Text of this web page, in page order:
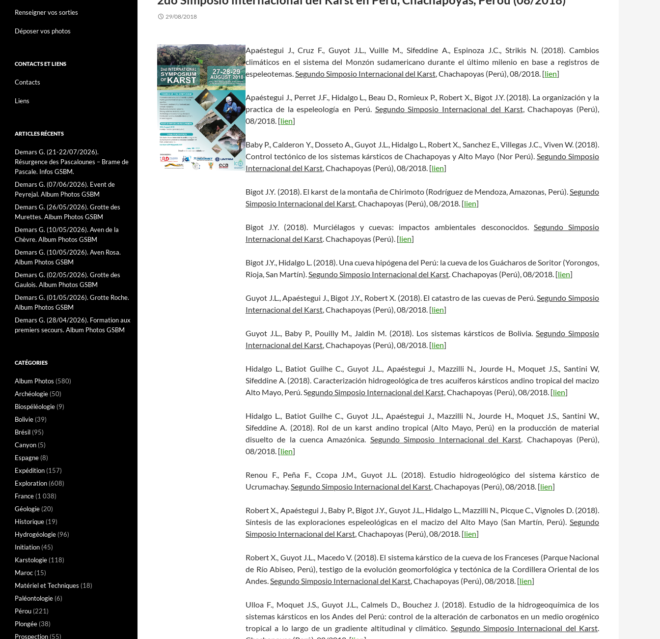
29/08/2018
Apaéstegui J., Cruz F., Guyot J.L., Vuille M., Sifeddine A., Espinoza J.C., Strikis N. (2018). Cambios
climáticos en el sistema del Monzón sudamericano durante el último milenio en base a registros de
espeleotemas.Segundo Simposio Internacional del Karst, Chachapoyas (Perú), 08/2018. [lien]
Apaéstegui J., Perret J.F., Hidalgo L., Beau D., Romieux P., Robert X., Bigot J.Y. (2018). La organización y la
practica de la espeleología en Perú. Segundo Simposio Internacional del Karst, Chachapoyas (Perú),
08/2018. [lien]
Baby P., Calderon Y., Dosseto A., Guyot J.L., Hidalgo L., Robert X., Sanchez E., Villegas J.C., Viven W. (2018).
Control tectónico de los sistemas kársticos de Chachapoyas y Alto Mayo (Nor Perú). Segundo Simposio
Internacional del Karst, Chachapoyas (Perú), 08/2018. [lien]
Bigot J.Y. (2018). El karst de la montaña de Chirimoto (Rodríguez de Mendoza, Amazonas, Perú).Segundo
Simposio Internacional del Karst, Chachapoyas (Perú), 08/2018. [lien]
Bigot J.Y. (2018). Murciélagos y cuevas: impactos ambientales desconocidos. Segundo Simposio
Internacional del Karst. Chachapoyas (Perú). [lien]
Bigot J.Y., Hidalgo L. (2018). Una cueva hipógena del Perú: la cueva de los Guácharos de Soritor (Yorongos,
Rioja, San Martín).Segundo Simposio Internacional del Karst. Chachapoyas (Perú), 08/2018. [lien]
Guyot J.L., Apaéstegui J., Bigot J.Y., Robert X. (2018). El catastro de las cuevas de Perú.Segundo Simposio
Internacional del Karst, Chachapoyas (Perú), 08/2018. [lien]
Guyot J.L., Baby P., Pouilly M., Jaldin M. (2018). Los sistemas kársticos de Bolivia. Segundo Simposio
Internacional del Karst, Chachapoyas (Perú), 08/2018. [lien]
Hidalgo L., Batiot Guilhe C., Guyot J.L., Apaéstegui J., Mazzilli N., Jourde H., Moquet J.S., Santini W,
Sifeddine A. (2018). Caracterización hidrogeológica de tres acuíferos kársticos andino tropical del macizo
Alto Mayo, Perú. Segundo Simposio Internacional del Karst,Chachapoyas (Perú), 08/2018. [lien]
Hidalgo L., Batiot Guilhe C., Guyot J.L., Apaéstegui J., Mazzilli N., Jourde H., Moquet J.S., Santini W.,
Sifeddine A. (2018). Rol de un karst andino tropical (Alto Mayo, Perú) en la producción de material
disuelto de la cuenca Amazónica. Segundo Simposio Internacional del Karst. Chachapoyas (Perú),
08/2018. [lien]
Renou F., Peña F., Ccopa J.M., Guyot J.L. (2018). Estudio hidrogeológico del sistema kárstico de
Ucrumachay.Segundo Simposio Internacional del Karst, Chachapoyas (Perú), 08/2018. [lien]
Robert X., Apaéstegui J., Baby P., Bigot J.Y., Guyot J.L., Hidalgo L., Mazzilli N., Picque C., Vignoles D. (2018).
Síntesis de las exploraciones espeleológicas en el macizo del Alto Mayo (San Martín, Perú). Segundo
Simposio Internacional del Karst, Chachapoyas (Perú), 08/2018. [lien]
Robert X., Guyot J.L., Macedo V. (2018). El sistema kárstico de la cueva de los Franceses (Parque Nacional
de Río Abiseo, Perú), testigo de la evolución geomorfológica y tectónica de la Cordillera Oriental de los
Andes.Segundo Simposio Internacional del Karst, Chachapoyas (Perú), 08/2018. [lien]
Ulloa F., Moquet J.S., Guyot J.L., Calmels D., Bouchez J. (2018). Estudio de la hidrogeoquímica de los
sistemas kársticos en los Andes del Perú: control de la alteración de carbonatos en un medio orogénico
tropical a lo largo de un gradiente altitudinal y climático. Segundo Simposio Internacional del Karst.
Renseigner vos sorties
Déposer vos photos
CONTACTS ET LIENS
Contacts
Liens
ARTICLES RÉCENTS
Demars G. (21-22/07/2026).
Résurgence des Pascalounes – Brame de
Pascale. Infos GSBM.
Demars G. (07/06/2026). Event de
Peyrejal. Album Photos GSBM
Demars G. (26/05/2026). Grotte des
Murettes. Album Photos GSBM
Demars G. (10/05/2026). Aven de la
Chèvre. Album Photos GSBM
Demars G. (10/05/2026). Aven Rosa.
Album Photos GSBM
Demars G. (02/05/2026). Grotte des
Gaulois. Album Photos GSBM
Demars G. (01/05/2026). Grotte Roche.
Album Photos GSBM
Demars G. (28/04/2026). Formation aux
premiers secours. Album Photos GSBM
CATÉGORIES
Album Photos (580)
Archéologie (50)
Biospéléologie (9)
Bolivie (39)
Brésil (95)
Canyon (5)
Espagne (8)
Expédition (157)
Exploration (608)
France (1 038)
Géologie (20)
Historique (19)
Hydrogéologie (96)
Initiation (45)
Karstologie (118)
Maroc (15)
Matériel et Techniques (18)
Paléontologie (6)
Pérou (221)
Plongée (38)
Prospection (55)